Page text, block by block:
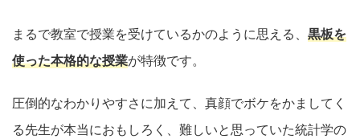
まるで教室で授業を受けているかのように思える、 黒板を
使った本格的な授業が特徴です。
圧倒的なわかりやすさに加えて、真顔でボケをかましてく
る先生が本当におもしろく、難しいと思っていた統計学の